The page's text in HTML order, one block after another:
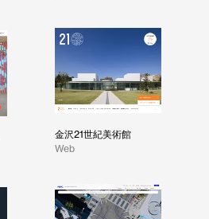
金沢21世紀美術館
Web